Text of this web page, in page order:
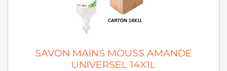
SAVON MAINS MOUSS AMANDE
UNIVERSEL 14X1L